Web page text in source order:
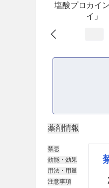
塩酸プロカイ
イ」
薬剤情報
禁忌
効能・効果
用法・用量
注意事項